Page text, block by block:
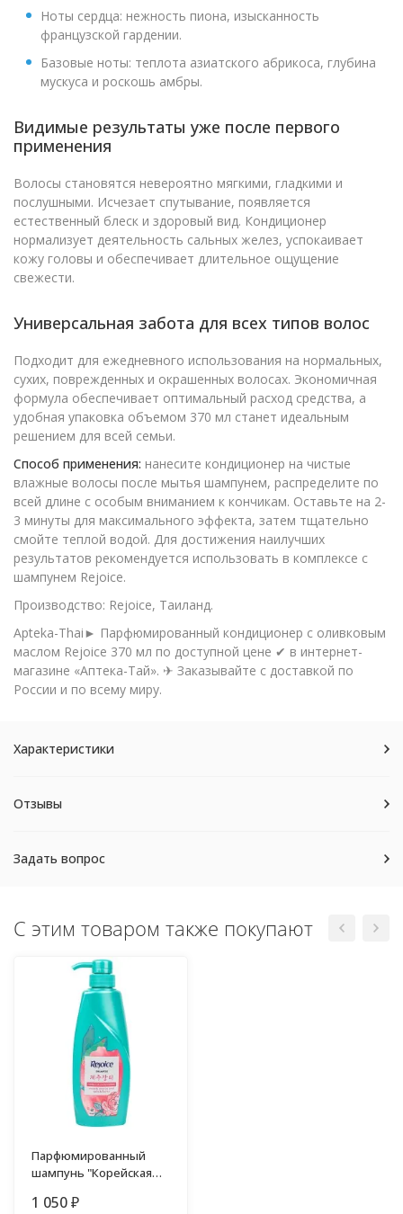
Ноты сердца: нежность пиона, изысканность
французской гардении.
Базовые ноты: теплота азиатского абрикоса, глубина
мускуса и роскошь амбры.
Видимые результаты уже после первого
применения
Волосы становятся невероятно мягкими, гладкими и
послушными. Исчезает спутывание, появляется
естественный блеск и здоровый вид. Кондиционер
нормализует деятельность сальных желез, успокаивает
кожу головы и обеспечивает длительное ощущение
свежести.
Универсальная забота для всех типов волос
Подходит для ежедневного использования на нормальных,
сухих, поврежденных и окрашенных волосах. Экономичная
формула обеспечивает оптимальный расход средства, а
удобная упаковка объемом 370 мл станет идеальным
решением для всей семьи.
Способ применения: нанесите кондиционер на чистые
влажные волосы после мытья шампунем, распределите по
всей длине с особым вниманием к кончикам. Оставьте на 2-
3 минуты для максимального эффекта, затем тщательно
смойте теплой водой. Для достижения наилучших
результатов рекомендуется использовать в комплексе с
шампунем Rejoice.
Производство: Rejoice, Таиланд.
Apteka-Thai► Парфюмированный кондиционер с оливковым
маслом Rejoice 370 мл по доступной цене ✔ в интернет-
магазине «Аптека-Тай». ✈ Заказывайте с доставкой по
России и по всему миру.
Характеристики
Отзывы
Задать вопрос
С этим товаром также покупают
Парфюмированный
шампунь "Корейская
1 050 ₽